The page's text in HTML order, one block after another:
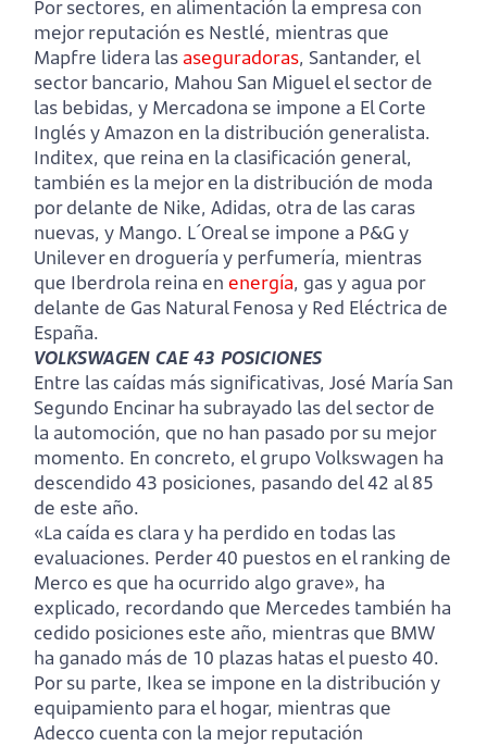
Por sectores, en alimentación la empresa con
mejor reputación es Nestlé, mientras que
Mapfre lidera las aseguradoras, Santander, el
sector bancario, Mahou San Miguel el sector de
las bebidas, y Mercadona se impone a El Corte
Inglés y Amazon en la distribución generalista.
Inditex, que reina en la clasificación general,
también es la mejor en la distribución de moda
por delante de Nike, Adidas, otra de las caras
nuevas, y Mango. L´Oreal se impone a P&G y
Unilever en droguería y perfumería, mientras
que Iberdrola reina en energía, gas y agua por
delante de Gas Natural Fenosa y Red Eléctrica de
España.
VOLKSWAGEN CAE 43 POSICIONES
Entre las caídas más significativas, José María San
Segundo Encinar ha subrayado las del sector de
la automoción, que no han pasado por su mejor
momento. En concreto, el grupo Volkswagen ha
descendido 43 posiciones, pasando del 42 al 85
de este año.
«La caída es clara y ha perdido en todas las
evaluaciones. Perder 40 puestos en el ranking de
Merco es que ha ocurrido algo grave», ha
explicado, recordando que Mercedes también ha
cedido posiciones este año, mientras que BMW
ha ganado más de 10 plazas hatas el puesto 40.
Por su parte, Ikea se impone en la distribución y
equipamiento para el hogar, mientras que
Adecco cuenta con la mejor reputación